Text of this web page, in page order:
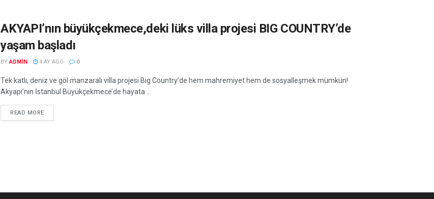
AKYAPI’nın büyükçekmece,deki lüks villa projesi BIG COUNTRY’de
yaşam başladı
BY ADMIN 4 AY AGO 0
Tek katlı, deniz ve göl manzaralı villa projesi Big Country’de hem mahremiyet hem de sosyalleşmek mümkün!
Akyapı’nın İstanbul Büyükçekmece’de hayata ...
READ MORE